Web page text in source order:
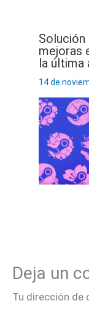
Solución
mejoras
la
14 de
Deja un
Tu dirección de